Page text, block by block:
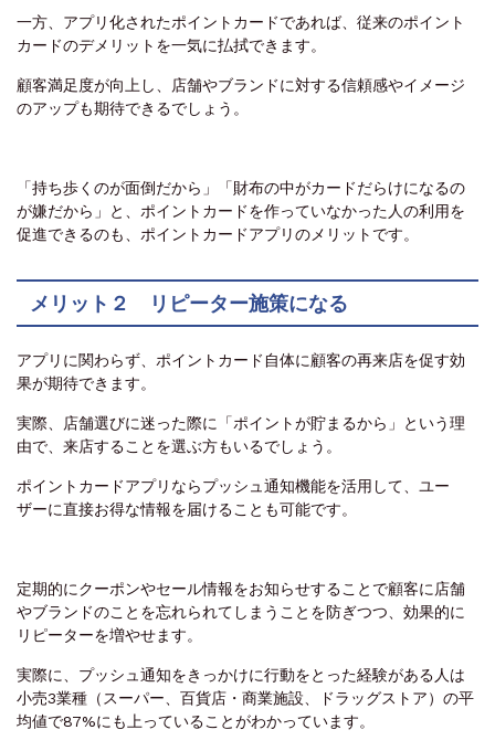
一方、アプリ化されたポイントカードであれば、従来のポイント
カードのデメリットを一気に払拭できます。
顧客満足度が向上し、店舗やブランドに対する信頼感やイメージ
のアップも期待できるでしょう。
「持ち歩くのが面倒だから」「財布の中がカードだらけになるの
が嫌だから」と、ポイントカードを作っていなかった人の利用を
促進できるのも、ポイントカードアプリのメリットです。
メリット２ リピーター施策になる
アプリに関わらず、ポイントカード自体に顧客の再来店を促す効
果が期待できます。
実際、店舗選びに迷った際に「ポイントが貯まるから」という理
由で、来店することを選ぶ方もいるでしょう。
ポイントカードアプリならプッシュ通知機能を活用して、ユー
ザーに直接お得な情報を届けることも可能です。
定期的にクーポンやセール情報をお知らせすることで顧客に店舗
やブランドのことを忘れられてしまうことを防ぎつつ、効果的に
リピーターを増やせます。
実際に、プッシュ通知をきっかけに行動をとった経験がある人は
小売3業種（スーパー、百貨店・商業施設、ドラッグストア）の平
均値で87%にも上っていることがわかっています。